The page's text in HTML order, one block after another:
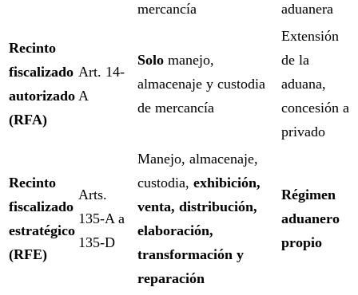
mercancía
aduanera
Recinto
fiscalizado
autorizado
(RFA)
Art. 14-
A
Solo manejo,
almacenaje y custodia
de mercancía
Extensión
de la
aduana,
concesión a
privado
Recinto
fiscalizado
estratégico
(RFE)
Arts.
135-A a
135-D
Manejo, almacenaje,
custodia, exhibición,
venta, distribución,
elaboración,
transformación y
reparación
Régimen
aduanero
propio